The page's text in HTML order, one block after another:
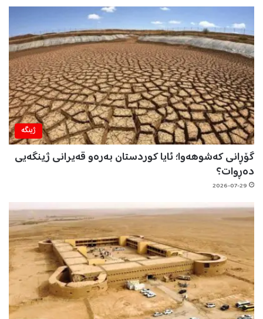
ژینگه‌
گۆڕانی کەشوهەوا؛ ئایا کوردستان بەرەو قەیرانی ژینگەیی
دەڕوات؟
2026-07-29